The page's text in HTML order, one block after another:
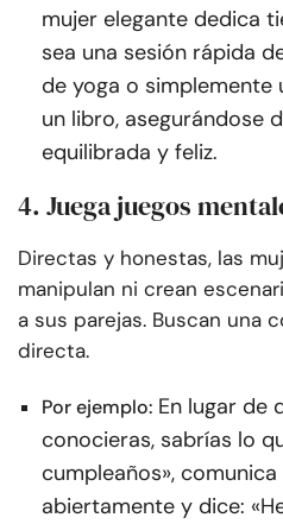
mujer elegante dedica
sea una sesión rápida
de yoga o
un libro, asegurándose
equilibrada y feliz.
4. Juega juegos
Directas y honestas, las
manipulan ni crean
a sus parejas. Buscan una
directa.
Por ejemplo: En lugar de
conocieras, sabrías lo
cumpleaños»,
abiertamente y dice: